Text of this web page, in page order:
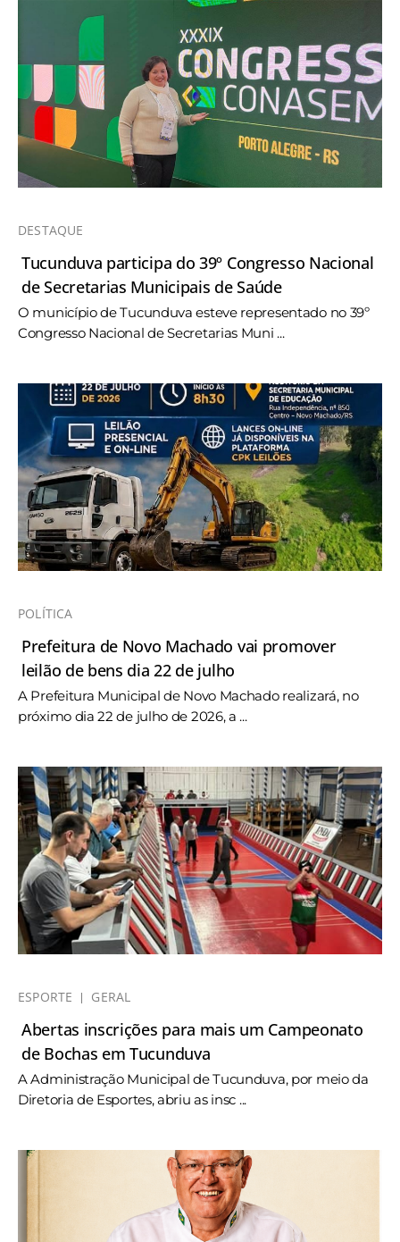
DESTAQUE
Tucunduva participa do 39º Congresso Nacional
de Secretarias Municipais de Saúde
O município de Tucunduva esteve representado no 39º
Congresso Nacional de Secretarias Muni ...
POLÍTICA
Prefeitura de Novo Machado vai promover
leilão de bens dia 22 de julho
A Prefeitura Municipal de Novo Machado realizará, no
próximo dia 22 de julho de 2026, a ...
ESPORTE GERAL
Abertas inscrições para mais um Campeonato
de Bochas em Tucunduva
A Administração Municipal de Tucunduva, por meio da
Diretoria de Esportes, abriu as insc ...